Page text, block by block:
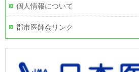
個人情報について
郡市医師会リンク